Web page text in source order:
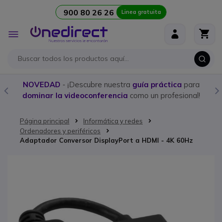
900 80 26 26 Linea gratuita
Toggle
Nav
NOVEDAD - ¡Descubre nuestra guía práctica para
dominar la videoconferencia como un profesional!
Página principal
Informática y redes
Ordenadores y periféricos
Adaptador Conversor DisplayPort a HDMI - 4K 60Hz